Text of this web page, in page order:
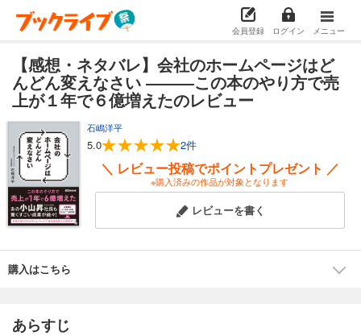
会員登録 ログイン メニュー
【感想・ネタバレ】会社のホームページはど
んどん変えなさい ―――この本のやり方で売
上が１年で６億増えたのレビュー
石嶋洋平
5.0 2件
＼ レビュー投稿でポイントプレゼント ／
※購入済みの作品が対象となります
レビューを書く
購入はこちら
あらすじ